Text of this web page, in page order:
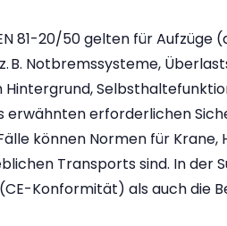
81-20/50 gelten für Aufzüge
Notbremssysteme,
erwähnten erforderlichen
können Normen für Krane,
Transports sind. In
Konformität) als auch die